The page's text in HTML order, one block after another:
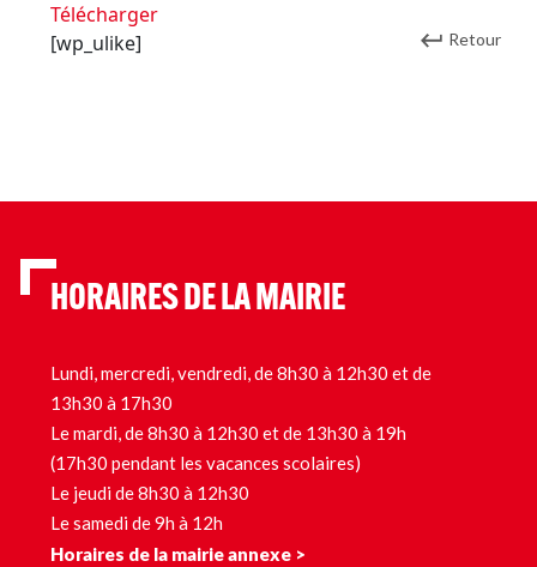
Télécharger
[wp_ulike]
Retour
HORAIRES DE LA MAIRIE
Lundi, mercredi, vendredi, de 8h30 à 12h30 et de
13h30 à 17h30
Le mardi, de 8h30 à 12h30 et de 13h30 à 19h
(17h30 pendant les vacances scolaires)
Le jeudi de 8h30 à 12h30
Le samedi de 9h à 12h
Horaires de la mairie annexe >